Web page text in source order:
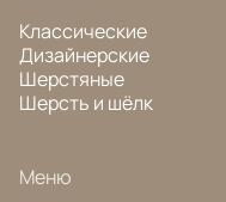
Классические
Дизайнерские
Шерстяные
Шерсть и шёлк
Меню